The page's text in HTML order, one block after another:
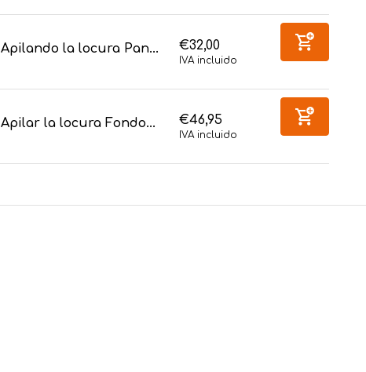
Apilando la locura Pan... €32,00
IVA incluido
Apilar la locura Fondo... €46,95
IVA incluido